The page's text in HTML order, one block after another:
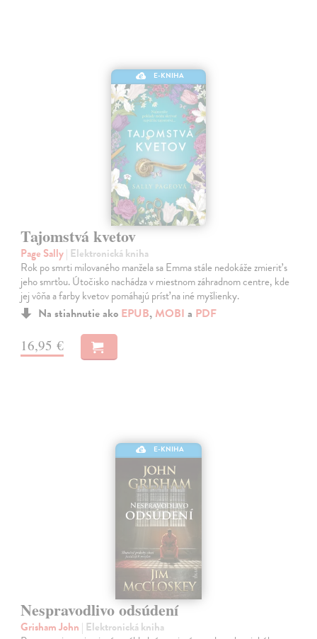
E-KNIHA
Tajomstvá kvetov
Page Sally| Elektronická kniha
Rok po smrti milovaného manžela sa Emma stále nedokáže zmieriť s
jeho smrťou. Útočisko nachádza v miestnom záhradnom centre, kde
jej vôňa a farby kvetov pomáhajú prísť na iné myšlienky.
Na stiahnutie ako EPUB, MOBI a PDF
16,95 €
E-KNIHA
Nespravodlivo odsúdení
Grisham John | Elektronická kniha